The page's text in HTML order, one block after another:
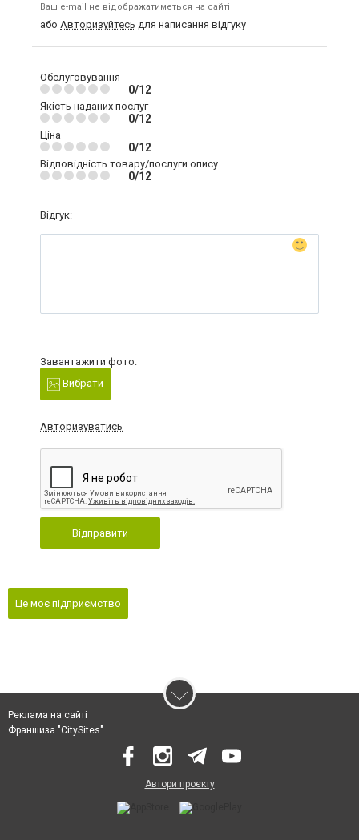
Ваш e-mail не відображатиметься на сайті
або Авторизуйтесь для написання відгуку
Обслуговування
0/12
Якість наданих послуг
0/12
Ціна
0/12
Відповідність товару/послуги опису
0/12
Відгук:
Завантажити фото:
Вибрати
Авторизуватись
Відправити
Це моє підприємство
Реклама на сайті
Франшиза "CitySites"
Автори проєкту